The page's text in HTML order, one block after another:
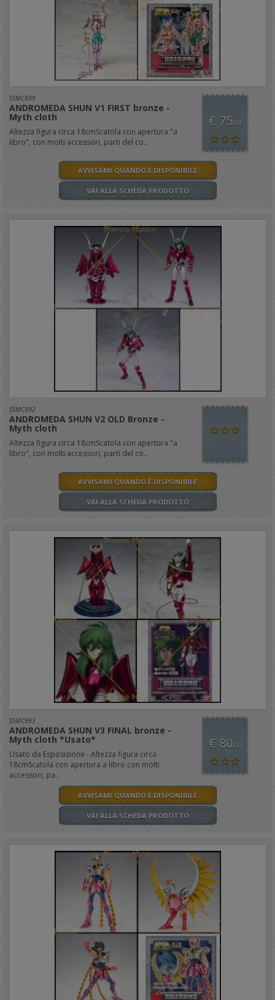
SSMC899
ANDROMEDA SHUN V1 FIRST bronze -
Myth cloth
Altezza figura circa 18cmScatola con apertura "a
libro", con molti accessori, parti del co..
€ 75,00
AVVISAMI QUANDO È DISPONIBILE
VAI ALLA SCHEDA PRODOTTO
SSMC992
ANDROMEDA SHUN V2 OLD Bronze -
Myth cloth
Altezza figura circa 18cmScatola con apertura "a
libro", con molti accessori, parti del co..
AVVISAMI QUANDO È DISPONIBILE
VAI ALLA SCHEDA PRODOTTO
SSMC993
ANDROMEDA SHUN V3 FINAL bronze -
Myth cloth *Usato*
Usato da Esposizione - Altezza figura circa
18cmScatola con apertura a libro con molti
accessori, pa..
€ 80,00
AVVISAMI QUANDO È DISPONIBILE
VAI ALLA SCHEDA PRODOTTO